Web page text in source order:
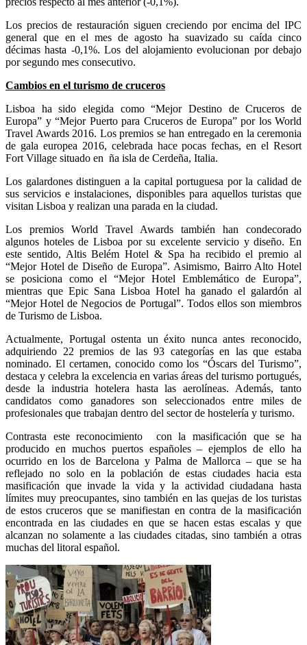
Los precios de restauración siguen creciendo por encima del IPC
general que en el mes de agosto ha suavizado su caída cinco
décimas hasta -0,1%. Los del alojamiento evolucionan por debajo
por segundo mes consecutivo.
Cambios en el turismo de cruceros
Lisboa ha sido elegida como “Mejor Destino de Cruceros de
Europa” y “Mejor Puerto para Cruceros de Europa” por los World
Travel Awards 2016. Los premios se han entregado en la ceremonia
de gala europea 2016, celebrada hace pocas fechas, en el Resort
Fort Village situado en ña isla de Cerdeña, Italia.
Los galardones distinguen a la capital portuguesa por la calidad de
sus servicios e instalaciones, disponibles para aquellos turistas que
visitan Lisboa y realizan una parada en la ciudad.
Los premios World Travel Awards también han condecorado
algunos hoteles de Lisboa por su excelente servicio y diseño. En
este sentido, Altis Belém Hotel & Spa ha recibido el premio al
“Mejor Hotel de Diseño de Europa”. Asimismo, Bairro Alto Hotel
se posiciona como el “Mejor Hotel Emblemático de Europa”,
mientras que Epic Sana Lisboa Hotel ha ganado el galardón al
“Mejor Hotel de Negocios de Portugal”. Todos ellos son miembros
de Turismo de Lisboa.
Actualmente, Portugal ostenta un éxito nunca antes reconocido,
adquiriendo 22 premios de las 93 categorías en las que estaba
nominado. El certamen, conocido como los “Óscars del Turismo”,
destaca y celebra la excelencia en varias áreas del turismo portugués,
desde la industria hotelera hasta las aerolíneas. Además, tanto
candidatos como ganadores son seleccionados entre miles de
profesionales que trabajan dentro del sector de hostelería y turismo.
Contrasta este reconocimiento
con la masificación que se ha
producido en muchos puertos españoles – ejemplos de ello ha
ocurrido en los de Barcelona y Palma de Mallorca – que se ha
reflejado no solo en la población de estas ciudades hacia esta
masificación que invade la vida y la actividad ciudadana hasta
límites muy preocupantes, sino también en las quejas de los turistas
de estos cruceros que se manifiestan en contra de la masificación
encontrada en las ciudades en que se hacen estas escalas y que
alcanzan no solamente a las ciudades citadas, sino también a otras
muchas del litoral español.